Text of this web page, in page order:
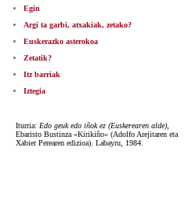
Egin
Argi ta garbi, atxakiak, zetako?
Euskerazko asterokoa
Zetatik?
Itz barriak
Iztegia
Iturria: Edo geuk edo iñok ez (Euskerearen alde)
Ebaristo Bustinza «Kirikiño» (Adolfo Arejitaren eta
Xabier Perearen edizioa). Labayru, 1984.